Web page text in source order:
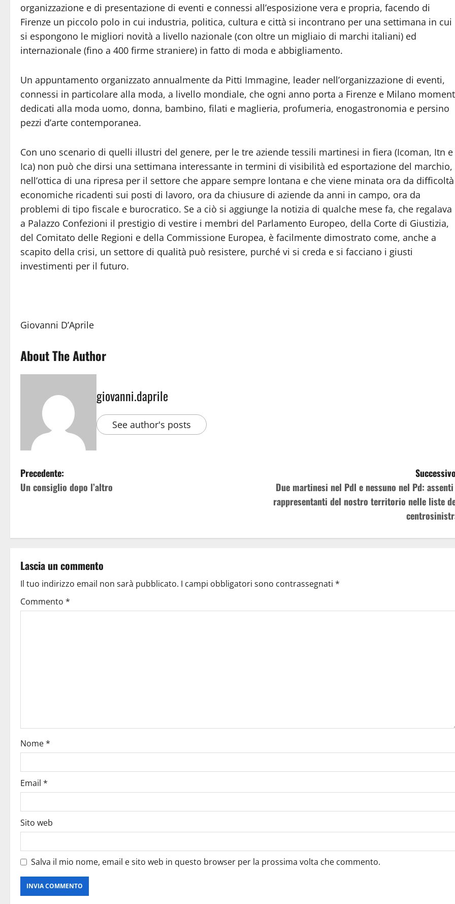
organizzazione e di presentazione di eventi e connessi all’esposizione vera e propria, facendo di
Firenze un piccolo polo in cui industria, politica, cultura e città si incontrano per una settimana in cui
si espongono le migliori novità a livello nazionale (con oltre un migliaio di marchi italiani) ed
internazionale (fino a 400 firme straniere) in fatto di moda e abbigliamento.
Un appuntamento organizzato annualmente da Pitti Immagine, leader nell’organizzazione di eventi,
connessi in particolare alla moda, a livello mondiale, che ogni anno porta a Firenze e Milano
dedicati alla moda uomo, donna, bambino, filati e maglieria, profumeria, enogastronomia e persino
pezzi d’arte contemporanea.
Con uno scenario di quelli illustri del genere, per le tre aziende tessili martinesi in fiera (Icoman, Itn e
Ica) non può che dirsi una settimana interessante in termini di visibilità ed esportazione del marchio,
nell’ottica di una ripresa per il settore che appare sempre lontana e che viene minata ora da difficoltà
economiche ricadenti sui posti di lavoro, ora da chiusure di aziende da anni in campo, ora da
problemi di tipo fiscale e burocratico. Se a ciò si aggiunge la notizia di qualche mese fa, che regalava
a Palazzo Confezioni il prestigio di vestire i membri del Parlamento Europeo, della Corte di Giustizia,
del Comitato delle Regioni e della Commissione Europea, è facilmente dimostrato come, anche a
scapito della crisi, un settore di qualità può resistere, purché vi si creda e si facciano i giusti
investimenti per il futuro.
Giovanni D’Aprile
About The Author
giovanni.daprile
See author's posts
Precedente:
Un consiglio dopo l’altro
Due martinesi nel Pdl e nessuno nel Pd:
rappresentanti del nostro territorio nelle liste
Lascia un commento
Il tuo indirizzo email non sarà pubblicato. I campi obbligatori sono contrassegnati *
Commento *
Nome*
Email *
Sito web
Salva il mio nome, email e sito web in questo browser per la prossima volta che commento.